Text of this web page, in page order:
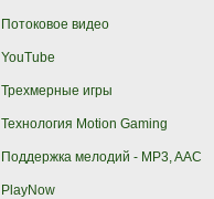
Потоковое видео
YouTube
Трехмерные игры
Технология Motion Gaming
Поддержка мелодий - MP3, AAC
PlayNow